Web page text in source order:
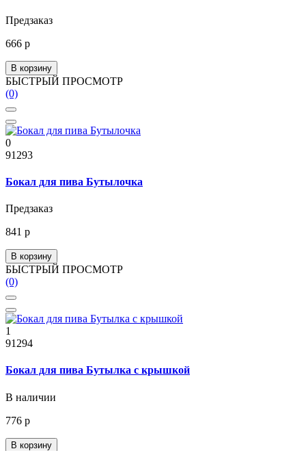
Предзаказ
666 р
В корзину
БЫСТРЫЙ ПРОСМОТР
(0)
0
91293
Бокал для пива Бутылочка
Предзаказ
841 р
В корзину
БЫСТРЫЙ ПРОСМОТР
(0)
1
91294
Бокал для пива Бутылка с крышкой
В наличии
776 р
В корзину